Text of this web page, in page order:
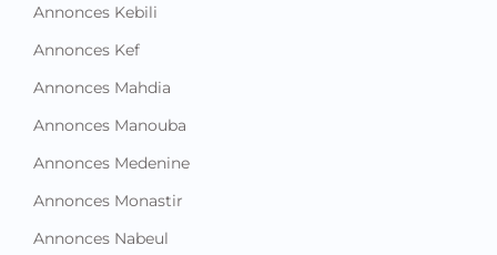
Annonces Kebili
Annonces Kef
Annonces Mahdia
Annonces Manouba
Annonces Medenine
Annonces Monastir
Annonces Nabeul